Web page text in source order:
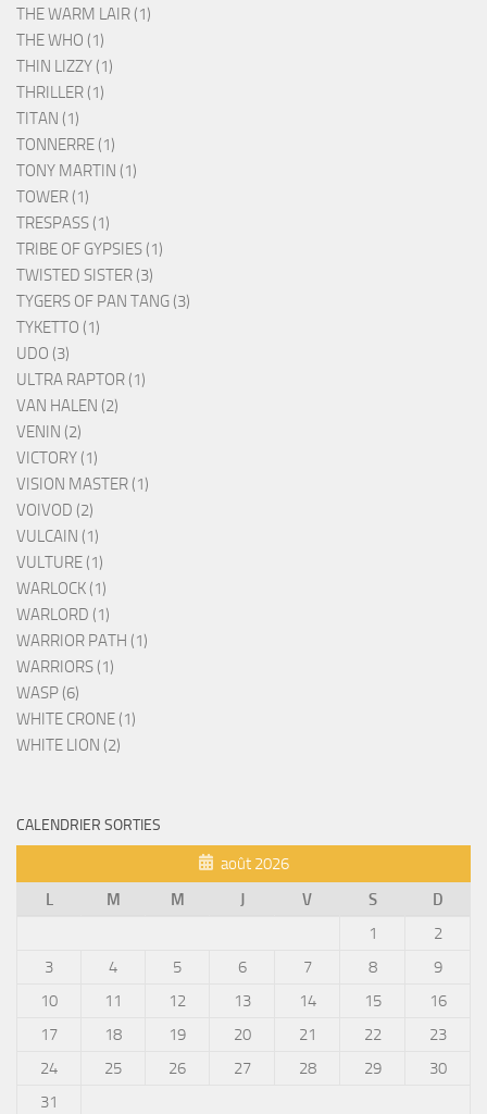
THE WARM LAIR (1)
THE WHO (1)
THIN LIZZY (1)
THRILLER (1)
TITAN (1)
TONNERRE (1)
TONY MARTIN (1)
TOWER (1)
TRESPASS (1)
TRIBE OF GYPSIES (1)
TWISTED SISTER (3)
TYGERS OF PAN TANG (3)
TYKETTO (1)
UDO (3)
ULTRA RAPTOR (1)
VAN HALEN (2)
VENIN (2)
VICTORY (1)
VISION MASTER (1)
VOIVOD (2)
VULCAIN (1)
VULTURE (1)
WARLOCK (1)
WARLORD (1)
WARRIOR PATH (1)
WARRIORS (1)
WASP (6)
WHITE CRONE (1)
WHITE LION (2)
CALENDRIER SORTIES
août 2026
L
M M J V S D
1
2
3
4 5 6 7 8
9
10
11 12 13 14 15
16
17
18 19 20 21 22
23
24
25 26 27 28 29
30
31